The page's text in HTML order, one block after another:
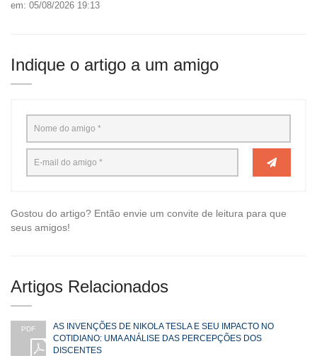
em: 05/08/2026 19:13
Indique o artigo a um amigo
Gostou do artigo? Então envie um convite de leitura para que
seus amigos!
Artigos Relacionados
PDF
AS INVENÇÕES DE NIKOLA TESLA E SEU IMPACTO NO
COTIDIANO: UMA ANÁLISE DAS PERCEPÇÕES DOS
DISCENTES